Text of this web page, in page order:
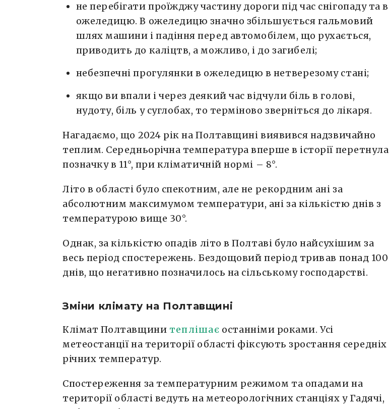
не перебігати проїжджу частину дороги під час снігопаду та в
ожеледицю. В ожеледицю значно збільшується гальмовий
шлях машини і падіння перед автомобілем, що рухається,
приводить до каліцтв, а можливо, і до загибелі;
небезпечні прогулянки в ожеледицю в нетверезому стані;
якщо ви впали і через деякий час відчули біль в голові,
нудоту, біль у суглобах, то терміново зверніться до лікаря.
Нагадаємо, що 2024 рік на Полтавщині виявився надзвичайно
теплим. Середньорічна температура вперше в історії перетнула
позначку в 11°, при кліматичній нормі – 8°.
Літо в області було спекотним, але не рекордним ані за
абсолютним максимумом температури, ані за кількістю днів з
температурою вище 30°.
Однак, за кількістю опадів літо в Полтаві було найсухішим за
весь період спостережень. Бездощовий період тривав понад 100
днів, що негативно позначилось на сільському господарстві.
Зміни клімату на Полтавщині
Клімат Полтавщини теплішає останніми роками. Усі
метеостанції на території області фіксують зростання середніх
річних температур.
Спостереження за температурним режимом та опадами на
території області ведуть на метеорологічних станціях у Гадячі,